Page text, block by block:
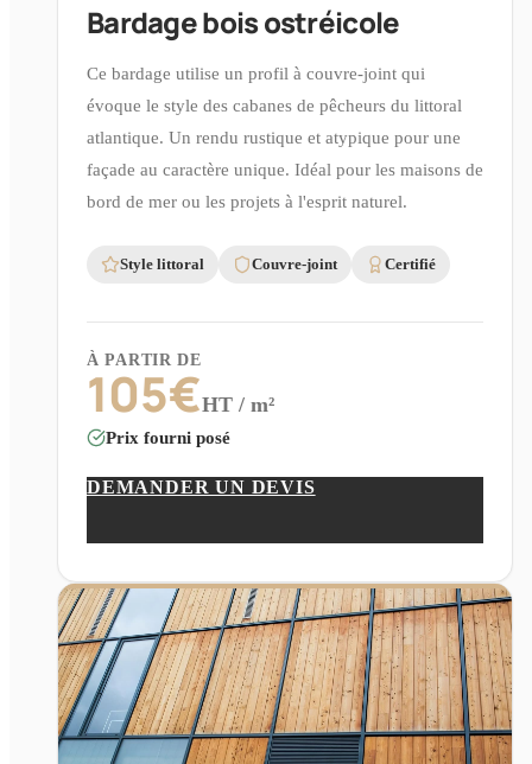
Bardage bois ostréicole
Ce bardage utilise un profil à couvre-joint qui
évoque le style des cabanes de pêcheurs du littoral
atlantique. Un rendu rustique et atypique pour une
façade au caractère unique. Idéal pour les maisons de
bord de mer ou les projets à l'esprit naturel.
Style littoral Couvre-joint Certifié
À PARTIR DE
105€HT / m²
Prix fourni posé
DEMANDER UN DEVIS